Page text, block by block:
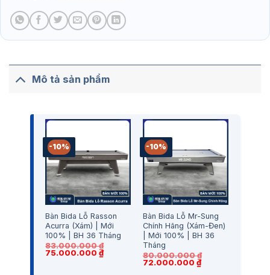
Mô tả sản phẩm
-10%
Bàn Bida Lỗ Rasson
Acurra (Xám) | Mới
100% | BH 36 Tháng
83.000.000₫
Giá
75.000.000₫Giá
hiện
-10%
Bàn Bida Lỗ Mr-Sung
Chính Hãng (Xám-Đen)
| Mới 100% | BH 36
Tháng
80.000.000₫
Giá
72.000.000 ₫Giá
hiện